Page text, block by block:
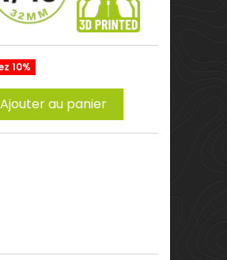
10%
Ajouter au panier